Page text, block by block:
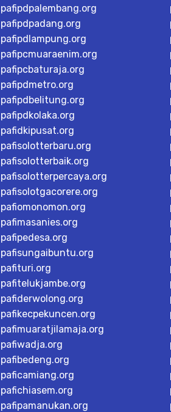
pafipdpalembang.org
pafipdpadang.org
pafipdlampung.org
pafipcmuaraenim.org
pafipcbaturaja.org
pafipdmetro.org
pafipdbelitung.org
pafipdkolaka.org
pafidkipusat.org
pafisolotterbaru.org
pafisolotterbaik.org
pafisolotterpercaya.org
pafisolotgacorere.org
pafiomonomon.org
pafimasanies.org
pafipedesa.org
pafisungaibuntu.org
pafituri.org
pafitelukjambe.org
pafiderwolong.org
pafikecpekuncen.org
pafimuaratjilamaja.org
pafiwadja.org
pafibedeng.org
paficamiang.org
pafichiasem.org
pafipamanukan.org